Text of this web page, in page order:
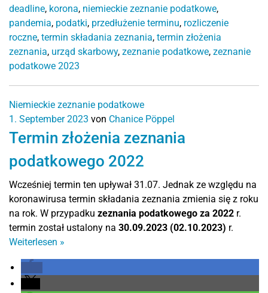
deadline, korona, niemieckie zeznanie podatkowe,
pandemia, podatki, przedłużenie terminu, rozliczenie
roczne, termin składania zeznania, termin złożenia
zeznania, urząd skarbowy, zeznanie podatkowe, zeznanie
podatkowe 2023
Niemieckie zeznanie podatkowe
1. September 2023 von Chanice Pöppel
Termin złożenia zeznania
podatkowego 2022
Wcześniej termin ten upływał 31.07. Jednak ze względu na
koronawirusa termin składania zeznania zmienia się z roku
na rok. W przypadku zeznania podatkowego za 2022 r.
termin został ustalony na 30.09.2023 (02.10.2023) r.
Weiterlesen »